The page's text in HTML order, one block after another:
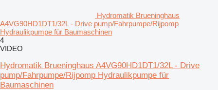
Hydromatik Brueninghaus
A4VG90HD1DT1/32L - Drive pump/Fahrpumpe/Rijpomp
Hydraulikpumpe für Baumaschinen
4
VIDEO
Hydromatik Brueninghaus A4VG90HD1DT1/32L - Drive
pump/Fahrpumpe/Rijpomp Hydraulikpumpe für
Baumaschinen